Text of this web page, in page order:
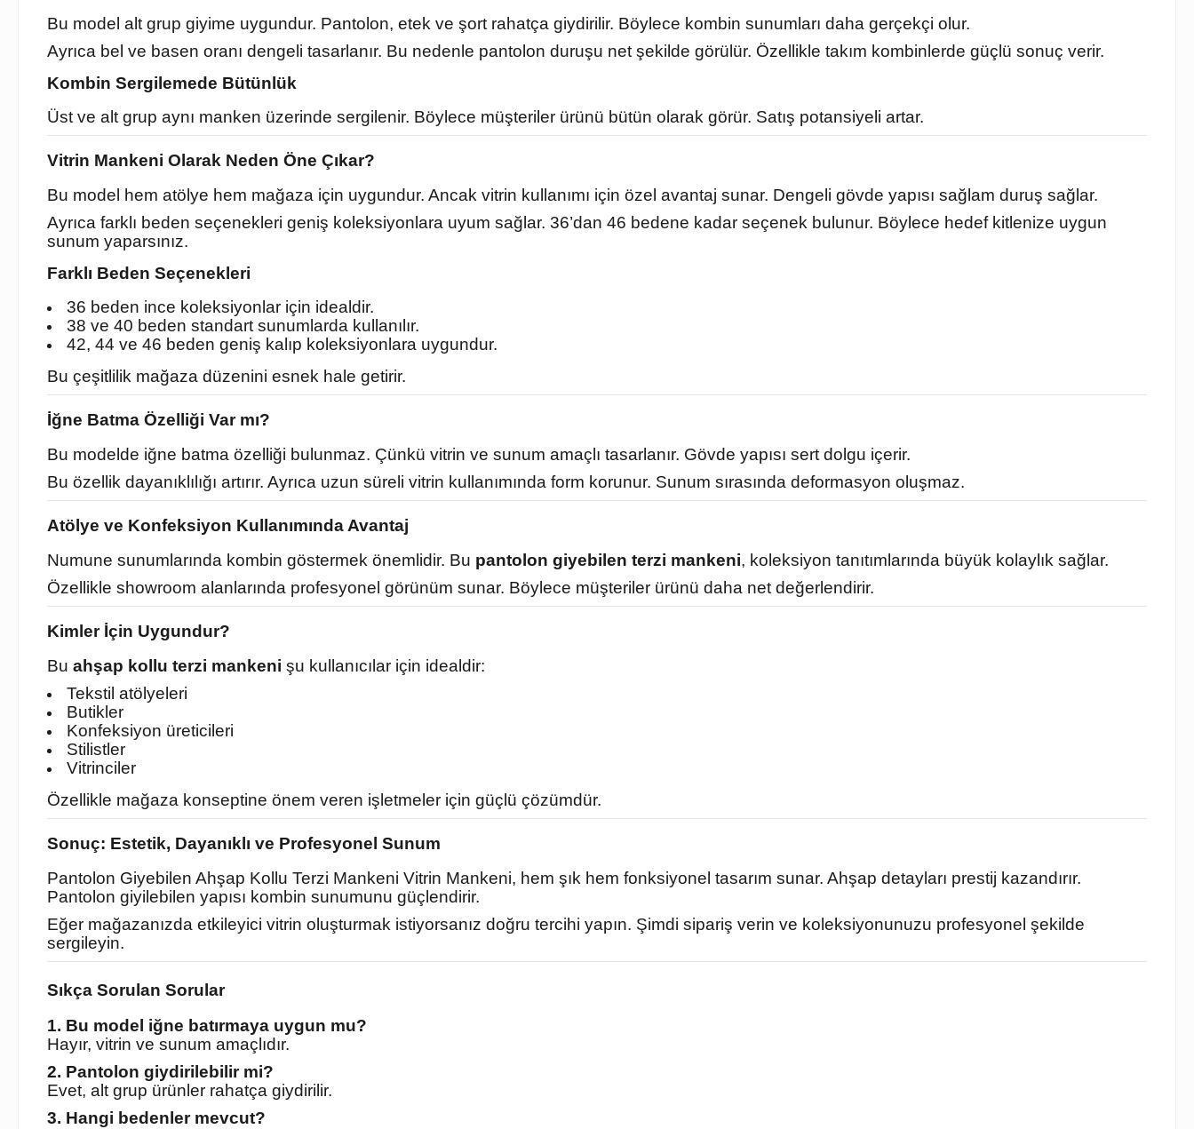
Bu model alt grup giyime uygundur. Pantolon, etek ve şort rahatça giydirilir. Böylece kombin sunumları daha gerçekçi olur.
Ayrıca bel ve basen oranı dengeli tasarlanır. Bu nedenle pantolon duruşu net şekilde görülür. Özellikle takım kombinlerde güçlü sonuç verir.
Kombin Sergilemede Bütünlük
Üst ve alt grup aynı manken üzerinde sergilenir. Böylece müşteriler ürünü bütün olarak görür. Satış potansiyeli artar.
Vitrin Mankeni Olarak Neden Öne Çıkar?
Bu model hem atölye hem mağaza için uygundur. Ancak vitrin kullanımı için özel avantaj sunar. Dengeli gövde yapısı sağlam duruş sağlar.
Ayrıca farklı beden seçenekleri geniş koleksiyonlara uyum sağlar. 36’dan 46 bedene kadar seçenek bulunur. Böylece hedef kitlenize uygun
sunum yaparsınız.
Farklı Beden Seçenekleri
36 beden ince koleksiyonlar için idealdir.
38 ve 40 beden standart sunumlarda kullanılır.
42, 44 ve 46 beden geniş kalıp koleksiyonlara uygundur.
Bu çeşitlilik mağaza düzenini esnek hale getirir.
İğne Batma Özelliği Var mı?
Bu modelde iğne batma özelliği bulunmaz. Çünkü vitrin ve sunum amaçlı tasarlanır. Gövde yapısı sert dolgu içerir.
Bu özellik dayanıklılığı artırır. Ayrıca uzun süreli vitrin kullanımında form korunur. Sunum sırasında deformasyon oluşmaz.
Atölye ve Konfeksiyon Kullanımında Avantaj
Numune sunumlarında kombin göstermek önemlidir. Bu pantolon giyebilen terzi mankeni, koleksiyon tanıtımlarında büyük kolaylık sağlar.
Özellikle showroom alanlarında profesyonel görünüm sunar. Böylece müşteriler ürünü daha net değerlendirir.
Kimler İçin Uygundur?
Bu ahşap kollu terzi mankeni şu kullanıcılar için idealdir:
Tekstil atölyeleri
Butikler
Konfeksiyon üreticileri
Stilistler
Vitrinciler
Özellikle mağaza konseptine önem veren işletmeler için güçlü çözümdür.
Sonuç: Estetik, Dayanıklı ve Profesyonel Sunum
Pantolon Giyebilen Ahşap Kollu Terzi Mankeni Vitrin Mankeni, hem şık hem fonksiyonel tasarım sunar. Ahşap detayları prestij kazandırır.
Pantolon giyilebilen yapısı kombin sunumunu güçlendirir.
Eğer mağazanızda etkileyici vitrin oluşturmak istiyorsanız doğru tercihi yapın. Şimdi sipariş verin ve koleksiyonunuzu profesyonel şekilde
sergileyin.
Sıkça Sorulan Sorular
1. Bu model iğne batırmaya uygun mu?
Hayır, vitrin ve sunum amaçlıdır.
2. Pantolon giydirilebilir mi?
Evet, alt grup ürünler rahatça giydirilir.
3. Hangi bedenler mevcut?